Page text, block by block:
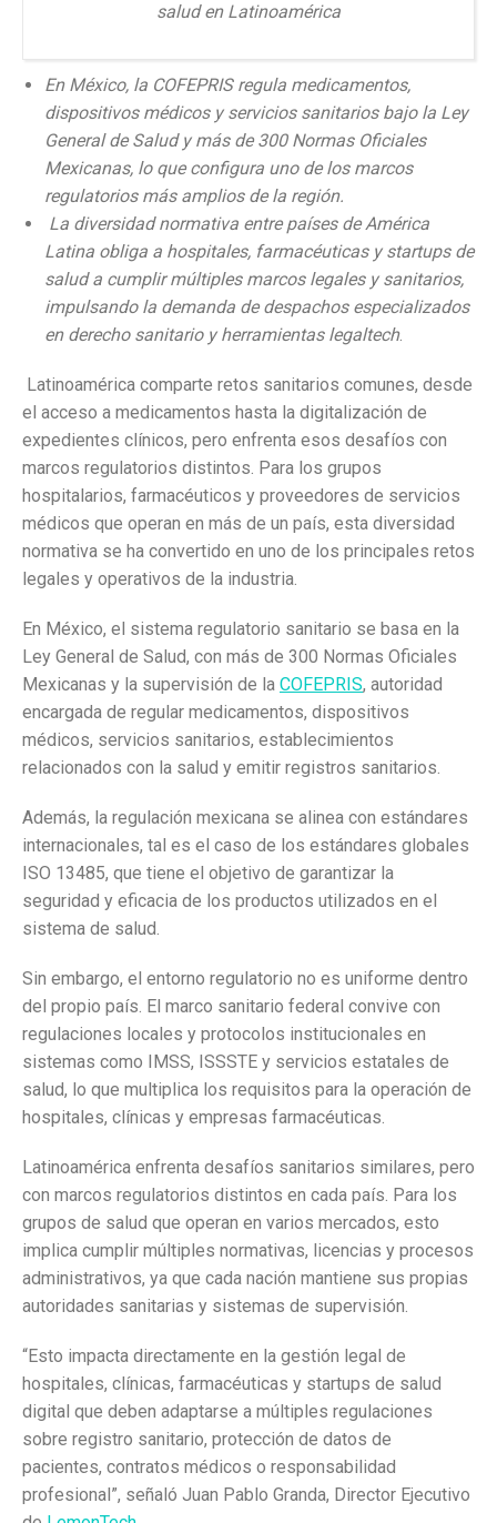
salud en Latinoamérica
En México, la COFEPRIS regula medicamentos,
dispositivos médicos y servicios sanitarios bajo la Ley
General de Salud y más de 300 Normas Oficiales
Mexicanas, lo que configura uno de los marcos
regulatorios más amplios de la región.
La diversidad normativa entre países de América
Latina obliga a hospitales, farmacéuticas y startups de
salud a cumplir múltiples marcos legales y sanitarios,
impulsando la demanda de despachos especializados
en derecho sanitario y herramientas legaltech.
Latinoamérica comparte retos sanitarios comunes, desde
el acceso a medicamentos hasta la digitalización de
expedientes clínicos, pero enfrenta esos desafíos con
marcos regulatorios distintos. Para los grupos
hospitalarios, farmacéuticos y proveedores de servicios
médicos que operan en más de un país, esta diversidad
normativa se ha convertido en uno de los principales retos
legales y operativos de la industria.
En México, el sistema regulatorio sanitario se basa en la
Ley General de Salud, con más de 300 Normas Oficiales
Mexicanas y la supervisión de la COFEPRIS, autoridad
encargada de regular medicamentos, dispositivos
médicos, servicios sanitarios, establecimientos
relacionados con la salud y emitir registros sanitarios.
Además, la regulación mexicana se alinea con estándares
internacionales, tal es el caso de los estándares globales
ISO 13485, que tiene el objetivo de garantizar la
seguridad y eficacia de los productos utilizados en el
sistema de salud.
Sin embargo, el entorno regulatorio no es uniforme dentro
del propio país. El marco sanitario federal convive con
regulaciones locales y protocolos institucionales en
sistemas como IMSS, ISSSTE y servicios estatales de
salud, lo que multiplica los requisitos para la operación de
hospitales, clínicas y empresas farmacéuticas.
Latinoamérica enfrenta desafíos sanitarios similares, pero
con marcos regulatorios distintos en cada país. Para los
grupos de salud que operan en varios mercados, esto
implica cumplir múltiples normativas, licencias y procesos
administrativos, ya que cada nación mantiene sus propias
autoridades sanitarias y sistemas de supervisión.
“Esto impacta directamente en la gestión legal de
hospitales, clínicas, farmacéuticas y startups de salud
digital que deben adaptarse a múltiples regulaciones
sobre registro sanitario, protección de datos de
pacientes, contratos médicos o responsabilidad
profesional”, señaló Juan Pablo Granda, Director Ejecutivo